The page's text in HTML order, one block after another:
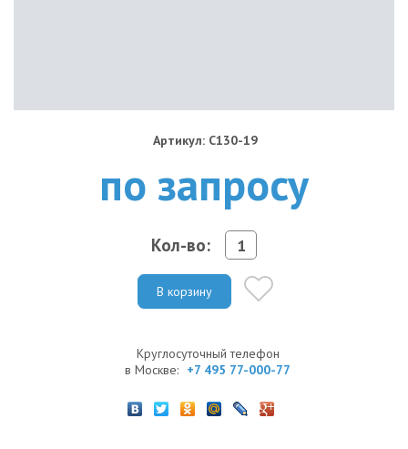
Артикул: C130-19
по запросу
Кол-во:
В корзину
Круглосуточный телефон
в Москве: +7 495 77-000-77